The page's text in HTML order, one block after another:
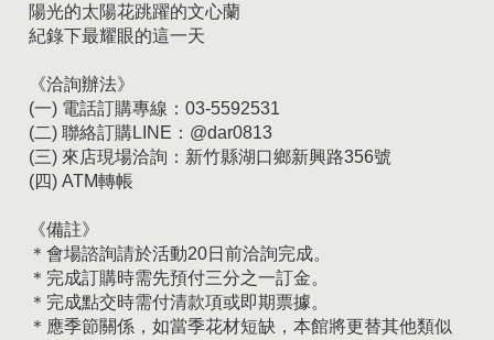
陽光的太陽花跳躍的文心蘭
紀錄下最耀眼的這一天
《洽詢辦法》
(一) 電話訂購專線：03-5592531
(二) 聯絡訂購LINE：@dar0813
(三) 來店現場洽詢：新竹縣湖口鄉新興路356號
(四) ATM轉帳
《備註》
＊會場諮詢請於活動20日前洽詢完成。
＊完成訂購時需先預付三分之一訂金。
＊完成點交時需付清款項或即期票據。
＊應季節關係，如當季花材短缺，本館將更替其他類似